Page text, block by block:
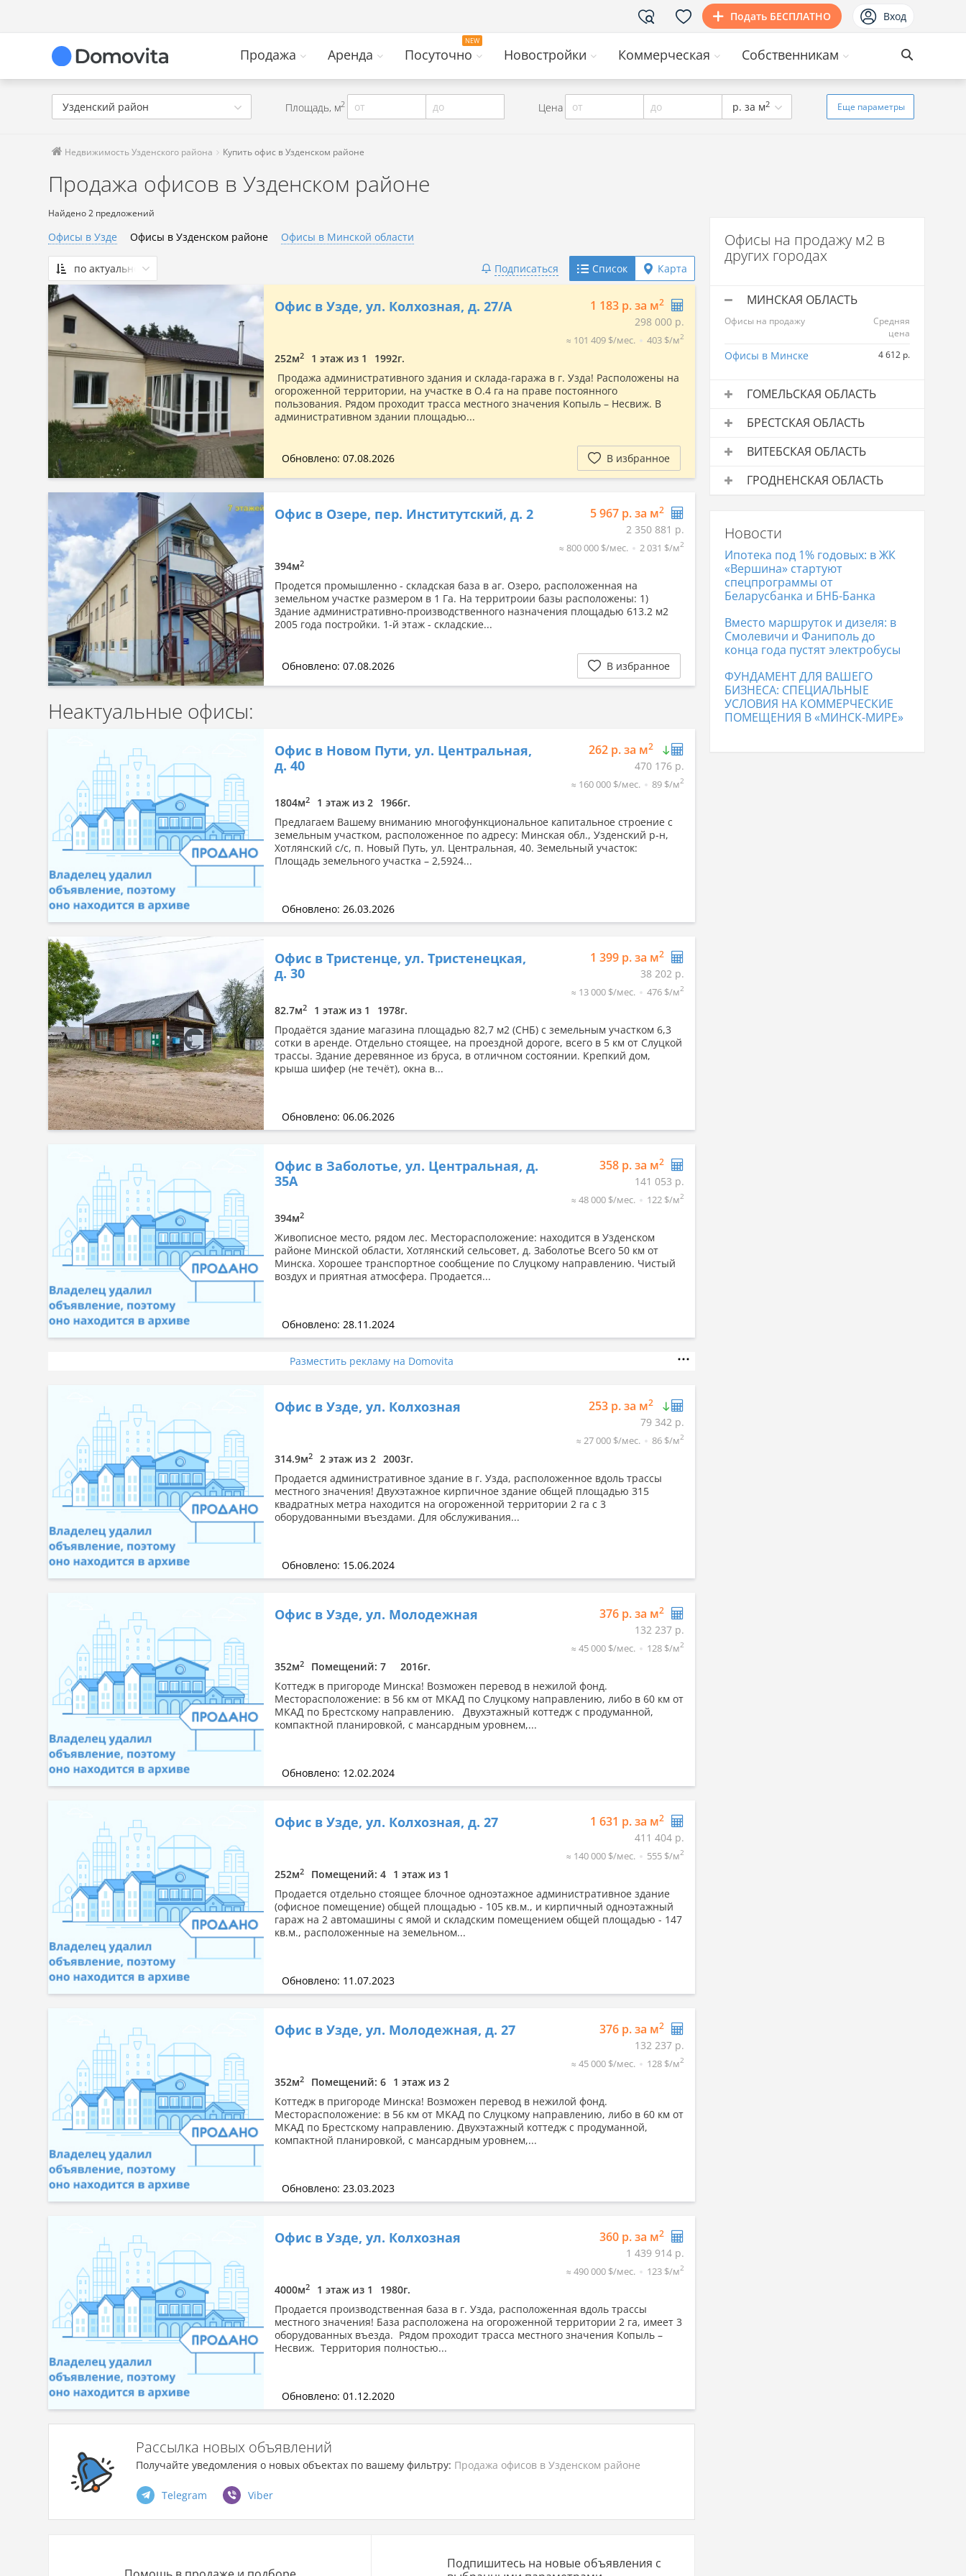
Подать БЕСПЛАТНО Вход
Продажа Аренда Посуточно Новостройки Коммерческая Собственникам
Узденский район Площадь, м2 от до Цена от до р. за м2 Еще параметры
Недвижимость Узденского района Купить офис в Узденском районе
Продажа офисов в Узденском районе
Найдено 2 предложений
Офисы в Узде Офисы в Узденском районе Офисы в Минской области
по актуальности
По актуальности
Сначала дешевые
Сначала дорогие
По площади: большая → малая
По площади: малая → большая
Подписаться Список Карта
Офис в Узде, ул. Колхозная, д. 27/А 1 183 р. за м2
298 000 р.
≈ 101 409 $/мес. 403 $/м2
252м2 1 этаж из 1
1992г.
Продажа административного здания и склада-гаража в г. Узда! Расположены на
огороженной территории, на участке в О.4 га на праве постоянного
пользования. Рядом проходит трасса местного значения Копыль – Несвиж. В
административном здании площадью...
Обновлено: 07.08.2026 В избранное
Офис в Озере, пер. Институтский, д. 2 5 967 р. за м2
2 350 881 р.
≈ 800 000 $/мес. 2 031 $/м2
394м2
Продется промышленно - складская база в аг. Озеро, расположенная на
земельном участке размером в 1 Га. На территроии базы расположены: 1)
Здание административно-производственного назначения площадью 613.2 м2
2005 года постройки. 1-й этаж - складские...
Обновлено: 07.08.2026 В избранное
Неактуальные офисы:
Офис в Новом Пути, ул. Центральная,
д. 40
262 р. за м2
470 176 р.
≈ 160 000 $/мес. 89 $/м2
1804м2 1 этаж из 2 1966г.
Предлагаем Вашему вниманию многофункциональное капитальное строение с
земельным участком, расположенное по адресу: Минская обл., Узденский р-н,
Хотлянский с/с, п. Новый Путь, ул. Центральная, 40. Земельный участок:
Площадь земельного участка – 2,5924...
Обновлено: 26.03.2026
Офис в Тристенце, ул. Тристенецкая,
д. 30
1 399 р. за м2
38 202 р.
≈ 13 000 $/мес. 476 $/м2
82.7м2 1 этаж из 1
1978г.
Продаётся здание магазина площадью 82,7 м2 (СНБ) с земельным участком 6,3
сотки в аренде. Отдельно стоящее, на проездной дороге, всего в 5 км от Слуцкой
трассы. Здание деревянное из бруса, в отличном состоянии. Крепкий дом,
крыша шифер (не течёт), окна в...
Обновлено: 06.06.2026
Офис в Заболотье, ул. Центральная, д.
35А
358 р. за м2
141 053 р.
≈ 48 000 $/мес. 122 $/м2
394м2
Живописное место, рядом лес. Месторасположение: находится в Узденском
районе Минской области, Хотлянский сельсовет, д. Заболотье Всего 50 км от
Минска. Хорошее транспортное сообщение по Слуцкому направлению. Чистый
воздух и приятная атмосфера. Продается...
Обновлено: 28.11.2024
Разместить рекламу на Domovita
Офис в Узде, ул. Колхозная 253 р. за м2
79 342 р.
≈ 27 000 $/мес. 86 $/м2
314.9м2 2 этаж из 2 2003г.
Продается административное здание в г. Узда, расположенное вдоль трассы
местного значения! Двухэтажное кирпичное здание общей площадью 315
квадратных метра находится на огороженной территории 2 га с 3
оборудованными въездами. Для обслуживания...
Обновлено: 15.06.2024
Офис в Узде, ул. Молодежная 376 р. за м2
132 237 р.
≈ 45 000 $/мес. 128 $/м2
352м2 Помещений: 7
2016г.
Коттедж в пригороде Минска! Возможен перевод в нежилой фонд.
Месторасположение: в 56 км от МКАД по Слуцкому направлению, либо в 60 км от
МКАД по Брестскому направлению. Двухэтажный коттедж с продуманной,
компактной планировкой, с мансардным уровнем,...
Обновлено: 12.02.2024
Офис в Узде, ул. Колхозная, д. 27 1 631 р. за м2
411 404 р.
≈ 140 000 $/мес. 555 $/м2
252м2 Помещений: 4 1 этаж из 1
Продается отдельно стоящее блочное одноэтажное административное здание
(офисное помещение) общей площадью - 105 кв.м., и кирпичный одноэтажный
гараж на 2 автомашины с ямой и складским помещением общей площадью - 147
кв.м., расположенные на земельном...
Обновлено: 11.07.2023
Офис в Узде, ул. Молодежная, д. 27 376 р. за м2
132 237 р.
≈ 45 000 $/мес. 128 $/м2
352м2 Помещений: 6 1 этаж из 2
Коттедж в пригороде Минска! Возможен перевод в нежилой фонд.
Месторасположение: в 56 км от МКАД по Слуцкому направлению, либо в 60 км от
МКАД по Брестскому направлению. Двухэтажный коттедж с продуманной,
компактной планировкой, с мансардным уровнем,...
Обновлено: 23.03.2023
Офис в Узде, ул. Колхозная 360 р. за м2
1 439 914 р.
≈ 490 000 $/мес. 123 $/м2
4000м2 1 этаж из 1
1980г.
Продается производственная база в г. Узда, расположенная вдоль трассы
местного значения! База расположена на огороженной территории 2 га, имеет 3
оборудованных въезда. Рядом проходит трасса местного значения Копыль –
Несвиж. Территория полностью...
Обновлено: 01.12.2020
Рассылка новых объявлений
Получайте уведомления о новых объектах по вашему фильтру: Продажа офисов в Узденском районе
Telegram Viber
Подпишитесь на новые объявления с
Офисы на продажу м2 в
других городах
МИНСКАЯ ОБЛАСТЬ
Офисы на продажу
Средняя
цена
Офисы в Минске 4 612 р.
ГОМЕЛЬСКАЯ ОБЛАСТЬ
Офисы в Гомеле
БРЕСТСКАЯ ОБЛАСТЬ
Офисы в Бресте 3 341 р.
ВИТЕБСКАЯ ОБЛАСТЬ
ГРОДНЕНСКАЯ ОБЛАСТЬ
Офисы в Гродно
Новости
Ипотека под 1% годовых: в ЖК
«Вершина» стартуют
спецпрограммы от
Беларусбанка и БНБ-Банка
Вместо маршруток и дизеля: в
Смолевичи и Фаниполь до
конца года пустят электробусы
ФУНДАМЕНТ ДЛЯ ВАШЕГО
БИЗНЕСА: СПЕЦИАЛЬНЫЕ
УСЛОВИЯ НА КОММЕРЧЕСКИЕ
ПОМЕЩЕНИЯ В «МИНСК-МИРЕ»